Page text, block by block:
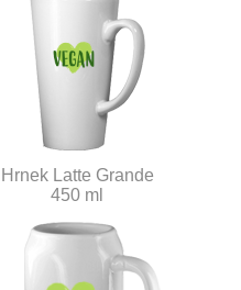
Hrnek Latte Grande
450 ml